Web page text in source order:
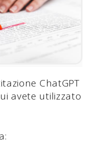
ChatGPT
avete utilizzato